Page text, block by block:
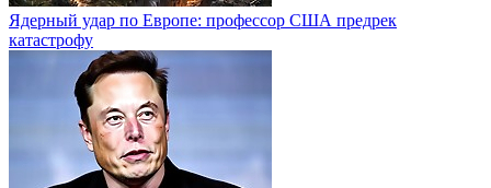
Ядерный удар по Европе: профессор США предрек
катастрофу